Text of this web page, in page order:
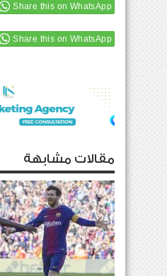
Share this on WhatsApp
Share this on WhatsApp
مقالات مشابهة